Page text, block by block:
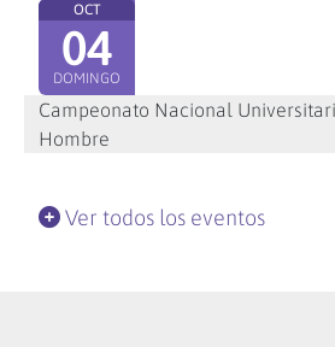
OCT
04
DOMINGO
Campeonato Nacional
Hombre
Ver todos los eventos